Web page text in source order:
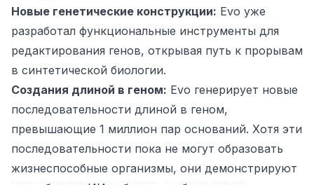
Новые генетические конструкции: Evo уже
разработал функциональные инструменты для
редактирования генов, открывая путь к прорывам
в синтетической биологии.
Создания длиной в геном: Evo генерирует новые
последовательности длиной в геном,
превышающие 1 миллион пар оснований. Хотя эти
последовательности пока не могут образовать
жизнеспособные организмы, они демонстрируют